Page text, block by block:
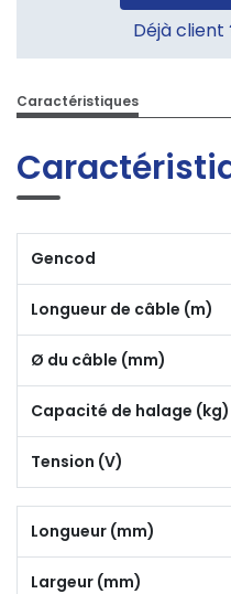
Déjà client
Caractéristiques
Gencod
Longueur de câble (m)
Ø du câble (mm)
Capacité de halage (kg)
Tension (V)
Longueur (mm)
Largeur (mm)